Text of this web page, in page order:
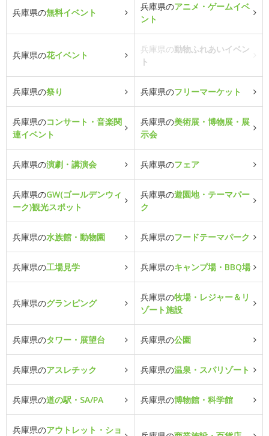
兵庫県の無料イベント
兵庫県のアニメ・ゲームイベ
ント
兵庫県の花イベント
兵庫県の動物ふれあいイベン
ト
兵庫県の祭り 兵庫県のフリーマーケット
兵庫県のコンサート・音楽関
連イベント
兵庫県の美術展・博物展・展
示会
兵庫県の演劇・講演会 兵庫県のフェア
兵庫県のGW(ゴールデンウィ
ーク)観光スポット
兵庫県の遊園地・テーマパー
ク
兵庫県の水族館・動物園 兵庫県のフードテーマパーク
兵庫県の工場見学 兵庫県のキャンプ場・BBQ場
兵庫県のグランピング
兵庫県の牧場・レジャー＆リ
ゾート施設
兵庫県のタワー・展望台 兵庫県の公園
兵庫県のアスレチック 兵庫県の温泉・スパリゾート
兵庫県の道の駅・SA/PA 兵庫県の博物館・科学館
兵庫県のアウトレット・ショ